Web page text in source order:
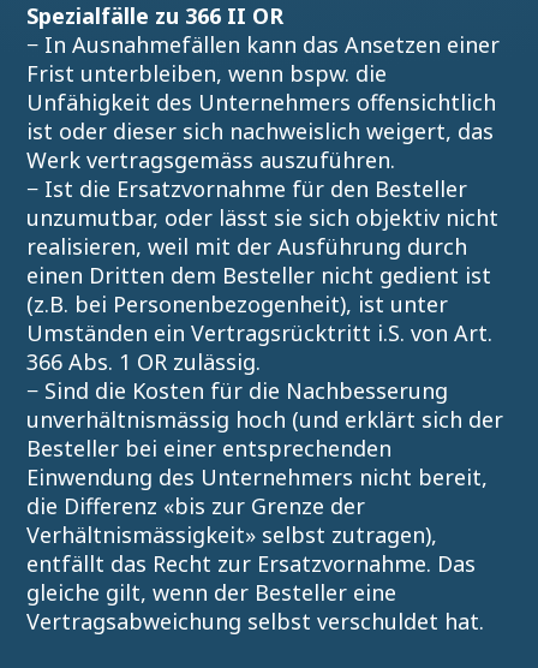
Spezialfälle zu 366 II OR
− In Ausnahmefällen kann das Ansetzen einer
Frist unterbleiben, wenn bspw. die
Unfähigkeit des Unternehmers offensichtlich
ist oder dieser sich nachweislich weigert, das
Werk vertragsgemäss auszuführen.
− Ist die Ersatzvornahme für den Besteller
unzumutbar, oder lässt sie sich objektiv nicht
realisieren, weil mit der Ausführung durch
einen Dritten dem Besteller nicht gedient ist
(z.B. bei Personenbezogenheit), ist unter
Umständen ein Vertragsrücktritt i.S. von Art.
366 Abs. 1 OR zulässig.
− Sind die Kosten für die Nachbesserung
unverhältnismässig hoch (und erklärt sich der
Besteller bei einer entsprechenden
Einwendung des Unternehmers nicht bereit,
die Differenz «bis zur Grenze der
Verhältnismässigkeit» selbst zutragen),
entfällt das Recht zur Ersatzvornahme. Das
gleiche gilt, wenn der Besteller eine
Vertragsabweichung selbst verschuldet hat.